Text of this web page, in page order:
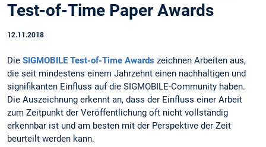
Test-of-Time Paper Awards
12.11.2018
Die SIGMOBILE Test-of-Time Awards zeichnen Arbeiten aus,
die seit mindestens einem Jahrzehnt einen nachhaltigen und
signifikanten Einfluss auf die SIGMOBILE-Community haben.
Die Auszeichnung erkennt an, dass der Einfluss einer Arbeit
zum Zeitpunkt der Veröffentlichung oft nicht vollständig
erkennbar ist und am besten mit der Perspektive der Zeit
beurteilt werden kann.